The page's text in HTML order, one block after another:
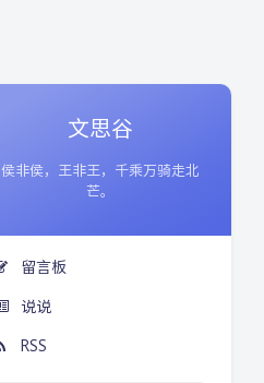
文思谷
侯非侯，王非王，千乘万骑走北
芒。
留言板
说说
RSS